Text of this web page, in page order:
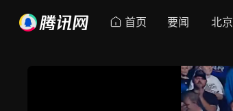
首页 要闻 北京